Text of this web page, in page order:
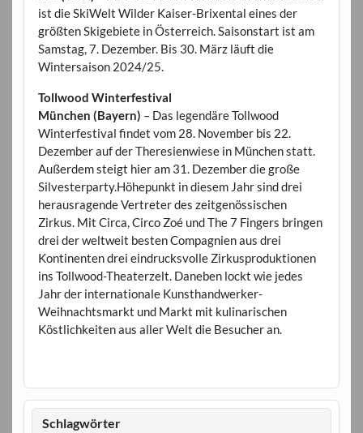
ist die SkiWelt Wilder Kaiser-Brixental eines der
größten Skigebiete in Österreich. Saisonstart ist am
Samstag, 7. Dezember. Bis 30. März läuft die
Wintersaison 2024/25.
Tollwood Winterfestival
München (Bayern) – Das legendäre Tollwood
Winterfestival findet vom 28. November bis 22.
Dezember auf der Theresienwiese in München statt.
Außerdem steigt hier am 31. Dezember die große
Silvesterparty.Höhepunkt in diesem Jahr sind drei
herausragende Vertreter des zeitgenössischen
Zirkus. Mit Circa, Circo Zoé und The 7 Fingers bringen
drei der weltweit besten Compagnien aus drei
Kontinenten drei eindrucksvolle Zirkusproduktionen
ins Tollwood-Theaterzelt. Daneben lockt wie jedes
Jahr der internationale Kunsthandwerker-
Weihnachtsmarkt und Markt mit kulinarischen
Köstlichkeiten aus aller Welt die Besucher an.
Schlagwörter